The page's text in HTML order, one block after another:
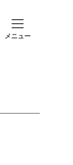
メニュー